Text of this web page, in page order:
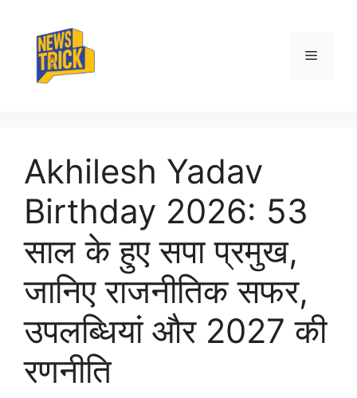
content
Menu
Akhilesh Yadav
Birthday 2026: 53
साल के हुए सपा प्रमुख,
जानिए राजनीतिक सफर,
उपलब्धियां और 2027 की
रणनीति